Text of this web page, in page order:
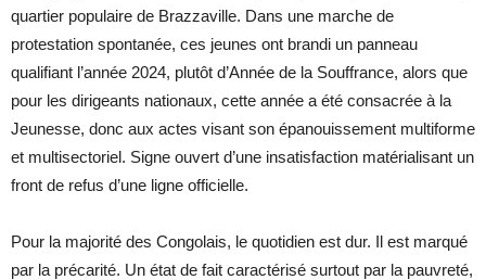
quartier populaire de Brazzaville. Dans une marche de
protestation spontanée, ces jeunes ont brandi un panneau
qualifiant l’année 2024, plutôt d’Année de la Souffrance, alors que
pour les dirigeants nationaux, cette année a été consacrée à la
Jeunesse, donc aux actes visant son épanouissement multiforme
et multisectoriel. Signe ouvert d’une insatisfaction matérialisant un
front de refus d’une ligne officielle.
Pour la majorité des Congolais, le quotidien est dur. Il est marqué
par la précarité. Un état de fait caractérisé surtout par la pauvreté,